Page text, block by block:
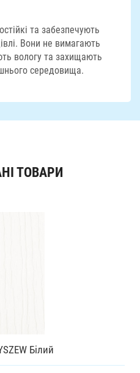
та забезпечують
Вони не вимагають
вологу та захищають
середовища.
ТОВАРИ
Білий